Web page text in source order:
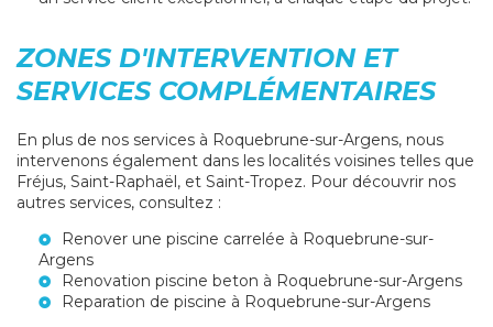
ZONES D'INTERVENTION ET
SERVICES COMPLÉMENTAIRES
En plus de nos services à Roquebrune-sur-Argens, nous
intervenons également dans les localités voisines telles que
Fréjus, Saint-Raphaël, et Saint-Tropez. Pour découvrir nos
autres services, consultez :
Renover une piscine carrelée à Roquebrune-sur-
Argens
Renovation piscine beton à Roquebrune-sur-Argens
Reparation de piscine à Roquebrune-sur-Argens